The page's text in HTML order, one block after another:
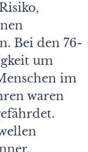
Bei den 76-
um
im
waren